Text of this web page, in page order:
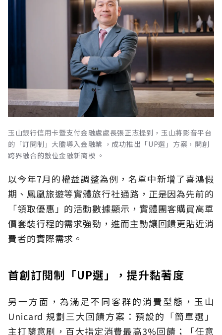
玉山銀行信用卡暨支付金融處處長張正志提到，玉山將影音平台
的「訂閱制」大膽導入金融業 ，成功推出「UP選」方案，開創
跨界融合的數位金融新商模 。
以今年7月的權益調整為例，名單中新增了喜鴻假
期、鳳凰旅遊等實體旅行社通路，正是因為先前的
「領取優惠」的活動數據顯示，實體團客購買高單
價套裝行程的需求強勁，進而主動讓回饋更貼近消
費者的實際需求。
首創訂閱制「UP選」，提升黏著度
另一方面，為滿足不同客群的消費型態，玉山
Unicard 規劃三大回饋方案：預設的「簡單選」
主打隨意刷，百大指定消費最高3%回饋；「任意